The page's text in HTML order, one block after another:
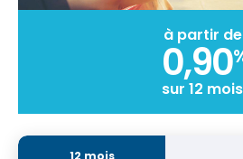
à partir de
0,90
sur 12 mois